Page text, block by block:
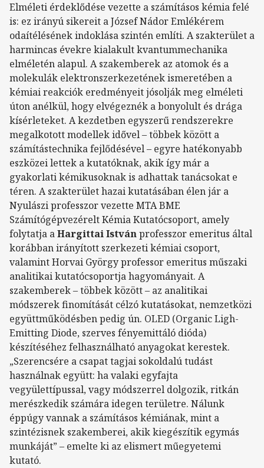
Elméleti érdeklődése vezette a számításos kémia felé
is: ez irányú sikereit a József Nádor Emlékérem
odaítélésének indoklása szintén említi. A szakterület a
harmincas évekre kialakult kvantummechanika
elméletén alapul. A szakemberek az atomok és a
molekulák elektronszerkezetének ismeretében a
kémiai reakciók eredményeit jósolják meg elméleti
úton anélkül, hogy elvégeznék a bonyolult és drága
kísérleteket. A kezdetben egyszerű rendszerekre
megalkotott modellek idővel – többek között a
számítástechnika fejlődésével – egyre hatékonyabb
eszközei lettek a kutatóknak, akik így már a
gyakorlati kémikusoknak is adhattak tanácsokat e
téren. A szakterület hazai kutatásában élen jár a
Nyulászi professzor vezette MTA BME
Számítógépvezérelt Kémia Kutatócsoport, amely
folytatja aHargittai Istvánprofesszor emeritus által
korábban irányított szerkezeti kémiai csoport,
valamint Horvai György professor emeritus műszaki
analitikai kutatócsoportja hagyományait. A
szakemberek – többek között – az analitikai
módszerek finomítását célzó kutatásokat, nemzetközi
együttműködésben pedig ún. OLED (Organic Ligh-
Emitting Diode, szerves fényemittáló dióda)
készítéséhez felhasználható anyagokat kerestek.
„Szerencsére a csapat tagjai sokoldalú tudást
használnak együtt: ha valaki egyfajta
vegyülettípussal, vagy módszerrel dolgozik, ritkán
merészkedik számára idegen területre. Nálunk
éppúgy vannak a számításos kémiának, mint a
szintézisnek szakemberei, akik kiegészítik egymás
munkáját” – emelte ki az elismert műegyetemi
kutató.